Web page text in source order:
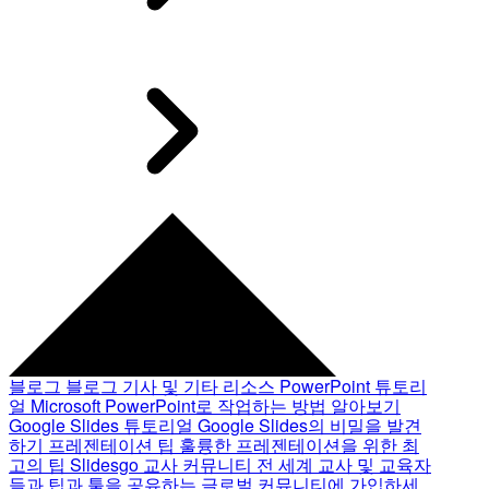
블로그 블로그 기사 및 기타 리소스 PowerPoint 튜토리
얼 Microsoft PowerPoint로 작업하는 방법 알아보기
Google Slides 튜토리얼 Google Slides의 비밀을 발견
하기 프레젠테이션 팁 훌륭한 프레젠테이션을 위한 최
고의 팁 Slidesgo 교사 커뮤니티 전 세계 교사 및 교육자